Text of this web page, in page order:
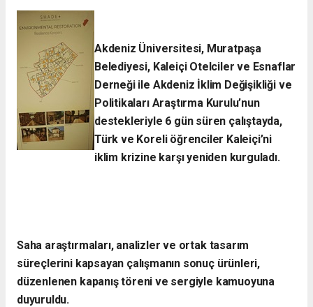
Akdeniz Üniversitesi, Muratpaşa
Belediyesi, Kaleiçi Otelciler ve Esnaflar
Derneği ile Akdeniz İklim Değişikliği ve
Politikaları Araştırma Kurulu’nun
destekleriyle 6 gün süren çalıştayda,
Türk ve Koreli öğrenciler Kaleiçi’ni
iklim krizine karşı yeniden kurguladı.​
Saha araştırmaları, analizler ve ortak tasarım
süreçlerini kapsayan çalışmanın sonuç ürünleri,
düzenlenen kapanış töreni ve sergiyle kamuoyuna
duyuruldu.